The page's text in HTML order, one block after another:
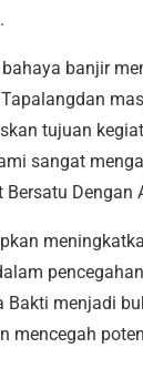
banjir
tujuan
sangat
Dengan
Bakti menjadi
mencegah